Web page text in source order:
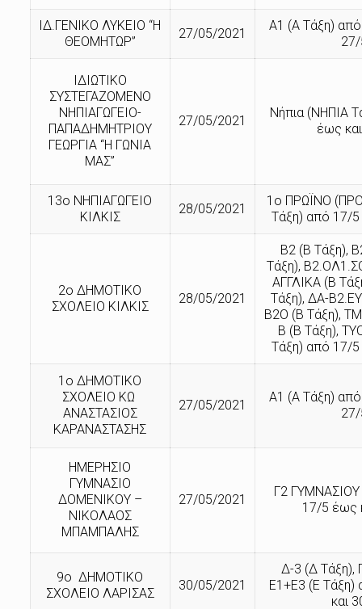
ΙΔ.ΓΕΝΙΚΟ ΛΥΚΕΙΟ “Η
ΘΕΟΜΗΤΩΡ”
27/05/2021
Α1 (Α Τάξη)
ΙΔΙΩΤΙΚΟ
ΣΥΣΤΕΓΑΖΟΜΕΝΟ
ΝΗΠΙΑΓΩΓΕΙΟ-
ΠΑΠΑΔΗΜΗΤΡΙΟΥ
ΓΕΩΡΓΙΑ “Η ΓΩΝΙΑ
ΜΑΣ”
27/05/2021
Νήπια (ΝΗΠΙΑ
έως
13ο ΝΗΠΙΑΓΩΓΕΙΟ
ΚΙΛΚΙΣ
28/05/2021
1ο ΠΡΩΪΝΟ
Τάξη) από 17/
2ο ΔΗΜΟΤΙΚΟ
ΣΧΟΛΕΙΟ ΚΙΛΚΙΣ
28/05/2021
Β2 (Β Τάξη),
Τάξη),
ΑΓΓΛΙΚΑ (Β
Τάξη), ΔΑ-
Β2O (Β Τάξη),
Β (Β Τάξη),
Τάξη) από 17/
1ο ΔΗΜΟΤΙΚΟ
ΣΧΟΛΕΙΟ ΚΩ
ΑΝΑΣΤΑΣΙΟΣ
ΚΑΡΑΝΑΣΤΑΣΗΣ
27/05/2021
Α1 (Α Τάξη)
ΗΜΕΡΗΣΙΟ
ΓΥΜΝΑΣΙΟ
ΔΟΜΕΝΙΚΟΥ –
ΝΙΚΟΛΑΟΣ
ΜΠΑΜΠΑΛΗΣ
27/05/2021
Γ2 ΓΥΜΝΑΣΙΟΥ
17/5 έως
9ο ΔΗΜΟΤΙΚΟ
ΣΧΟΛΕΙΟ ΛΑΡΙΣΑΣ
30/05/2021
Δ-3 (Δ Τάξη),
Ε1+Ε3 (Ε
και